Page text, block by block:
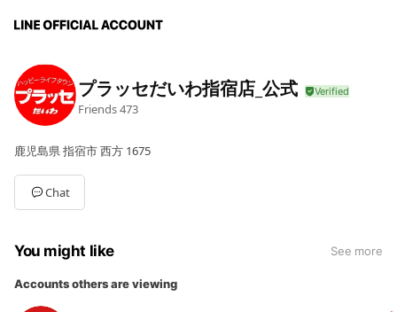
プラッセだいわ指宿店_公式
Friends473
鹿児島県 指宿市 西方 1675
Chat
You might like See more
Accounts others are viewing